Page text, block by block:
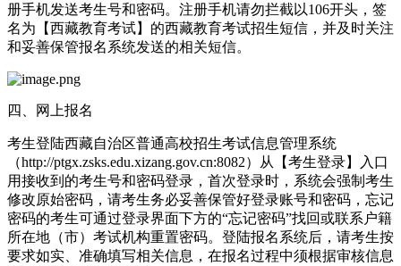
册手机发送考生号和密码。注册手机请勿拦截以106开头，签
名为【西藏教育考试】的西藏教育考试招生短信，并及时关注
和妥善保管报名系统发送的相关短信。
四、网上报名
考生登陆西藏自治区普通高校招生考试信息管理系统
（http://ptgx.zsks.edu.xizang.gov.cn:8082）从【考生登录】入口
用接收到的考生号和密码登录，首次登录时，系统会强制考生
修改原始密码，请考生务必妥善保管好登录账号和密码，忘记
密码的考生可通过登录界面下方的“忘记密码”找回或联系户籍
所在地（市）考试机构重置密码。登陆报名系统后，请考生按
要求如实、准确填写相关信息，在报名过程中须根据审核信息